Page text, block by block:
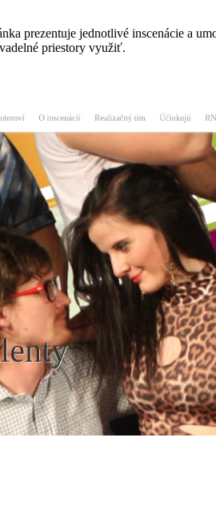
prezentuje jednotlivé inscenácie a
priestory využiť.